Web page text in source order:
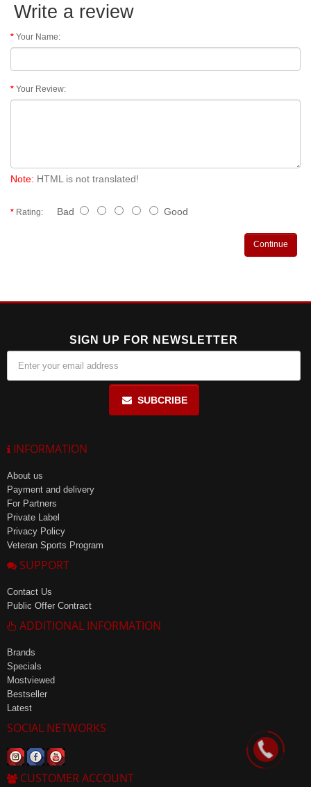
Write a review
Your Name:
Your Review:
Note: HTML is not translated!
Rating: Bad Good
Continue
SIGN UP FOR NEWSLETTER
SUBCRIBE
INFORMATION
About us
Payment and delivery
For Partners
Private Label
Privacy Policy
Veteran Sports Program
SUPPORT
Contact Us
Public Offer Contract
ADDITIONAL INFORMATION
Brands
Specials
Mostviewed
Bestseller
Latest
SOCIAL NETWORKS
CUSTOMER ACCOUNT